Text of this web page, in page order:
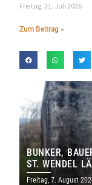
Freitag, 31. Juli 2026
Zum Beitrag »
BUNKER,
ST. WENDEL
DENKMALS EIN
Freitag, 7. August